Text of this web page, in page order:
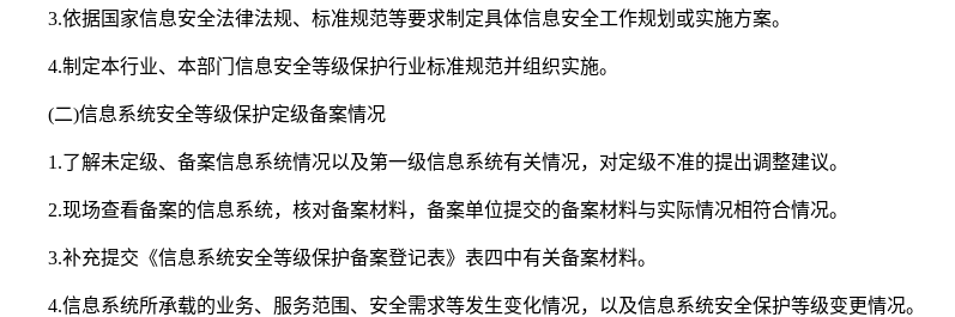
3.依据国家信息安全法律法规、标准规范等要求制定具体信息安全工作规划或实施方案。
4.制定本行业、本部门信息安全等级保护行业标准规范并组织实施。
(二)信息系统安全等级保护定级备案情况
1.了解未定级、备案信息系统情况以及第一级信息系统有关情况，对定级不准的提出调整建议。
2.现场查看备案的信息系统，核对备案材料，备案单位提交的备案材料与实际情况相符合情况。
3.补充提交《信息系统安全等级保护备案登记表》表四中有关备案材料。
4.信息系统所承载的业务、服务范围、安全需求等发生变化情况，以及信息系统安全保护等级变更情况。